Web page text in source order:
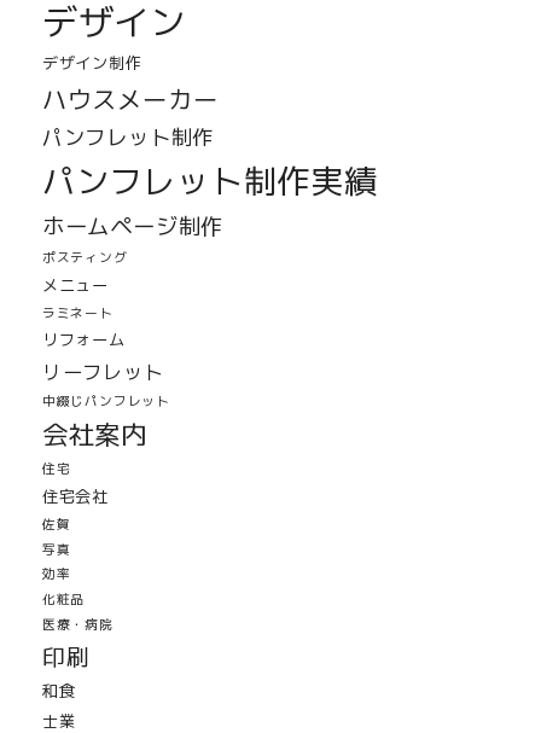
デザイン
デザイン制作
ハウスメーカー
パンフレット制作
パンフレット制作実績
ホームページ制作
ポスティング
メニュー
ラミネート
リフォーム
リーフレット
中綴じパンフレット
会社案内
住宅
住宅会社
佐賀
写真
効率
化粧品
医療・病院
印刷
和食
士業